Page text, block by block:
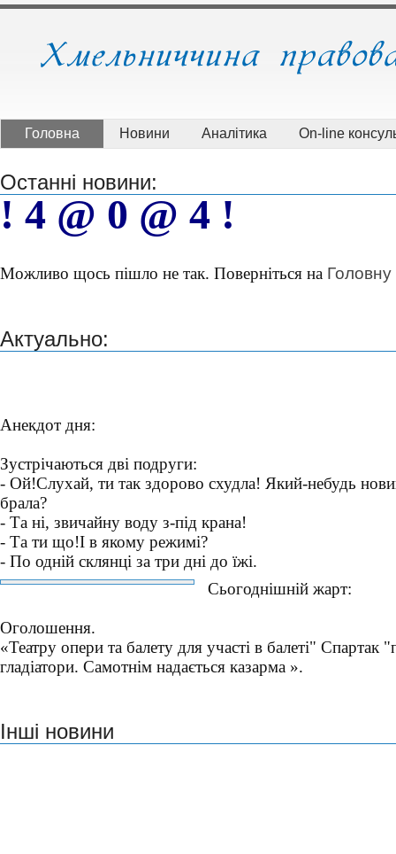
Головна Новини Аналітика On-line
Останні новини:
! 4 @ 0 @ 4 !
Можливо щось пішло не так. Поверніться на Головну
Актуально:
Анекдот дня:
Зустрічаються дві подруги:
- Ой!Слухай, ти так здорово схудла! Який-небудь
брала?
- Та ні, звичайну воду з-під крана!
- Та ти що!І в якому режимі?
- По одній склянці за три дні до їжі.
Сьогоднішній жарт:
Оголошення.
«Театру опери та балету для участі в балеті" Спартак
гладіатори. Самотнім надається казарма ».
Інші новини